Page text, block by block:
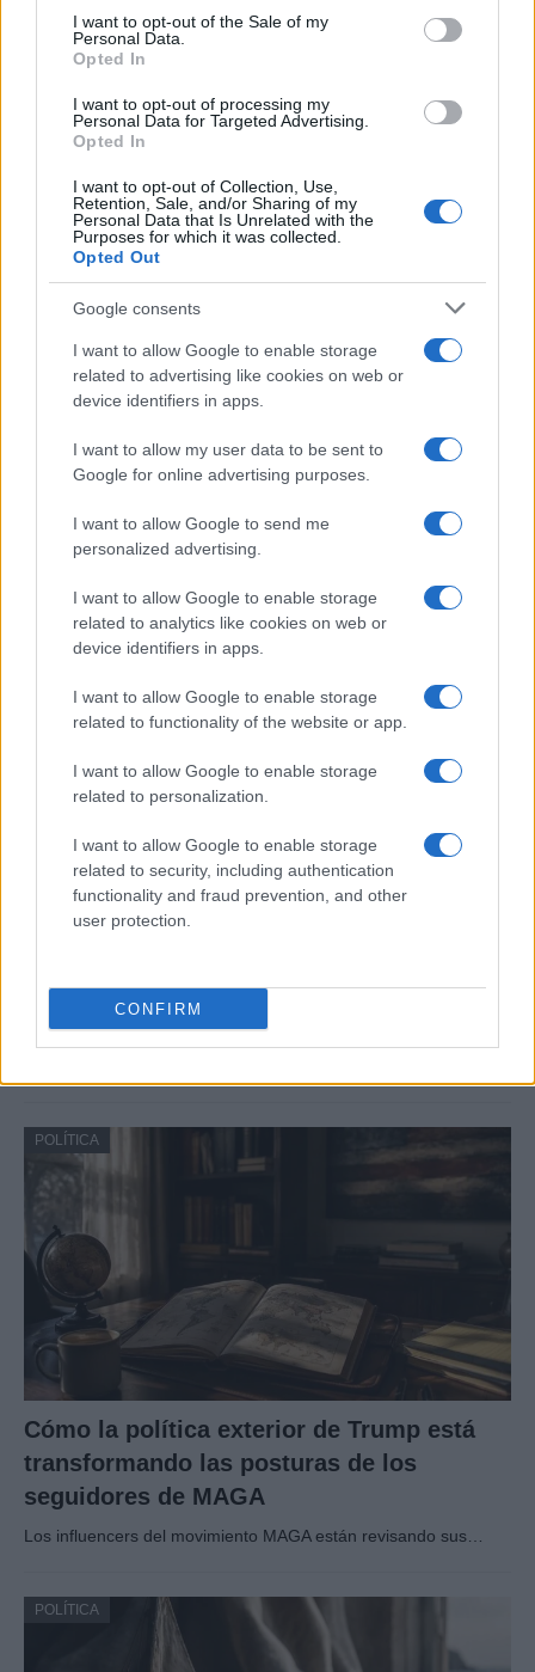
consent section.
I want to opt-out of the Sale of my
Personal Data.
Opted In
I want to opt-out of processing my
Personal Data for Targeted Advertising.
Opted In
I want to opt-out of Collection, Use,
Retention, Sale, and/or Sharing of my
Personal Data that Is Unrelated with the
Purposes for which it was collected.
Opted Out
Google consents
I want to allow Google to enable storage
related to advertising like cookies on web or
device identifiers in apps.
I want to allow my user data to be sent to
Google for online advertising purposes.
I want to allow Google to send me
personalized advertising.
I want to allow Google to enable storage
related to analytics like cookies on web or
device identifiers in apps.
I want to allow Google to enable storage
related to functionality of the website or app.
I want to allow Google to enable storage
related to personalization.
I want to allow Google to enable storage
related to security, including authentication
functionality and fraud prevention, and other
user protection.
CONFIRM
Cómo la política internacional de Trump
seguidores más cercanos
POLÍTICA
Análisis de la crisis migratoria en Ceuta y
las críticas internacionales a Pedro
Sánchez
La crisis migratoria en Ceuta ha generado fuertes…
POLÍTICA
El impacto de la iniciativa de Gabriel
Rufián en el panorama político español
POLÍTICA
Cómo la política exterior de Trump está
transformando las posturas de los
seguidores de MAGA
Los influencers del movimiento MAGA están revisando sus…
POLÍTICA